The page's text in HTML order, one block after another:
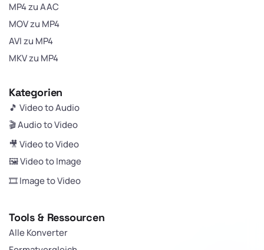
MP4 zu AAC
MOV zu MP4
AVI zu MP4
MKV zu MP4
Kategorien
🎵 Video to Audio
🎬 Audio to Video
🎥 Video to Video
🖼️ Video to Image
🎞️ Image to Video
Tools & Ressourcen
Alle Konverter